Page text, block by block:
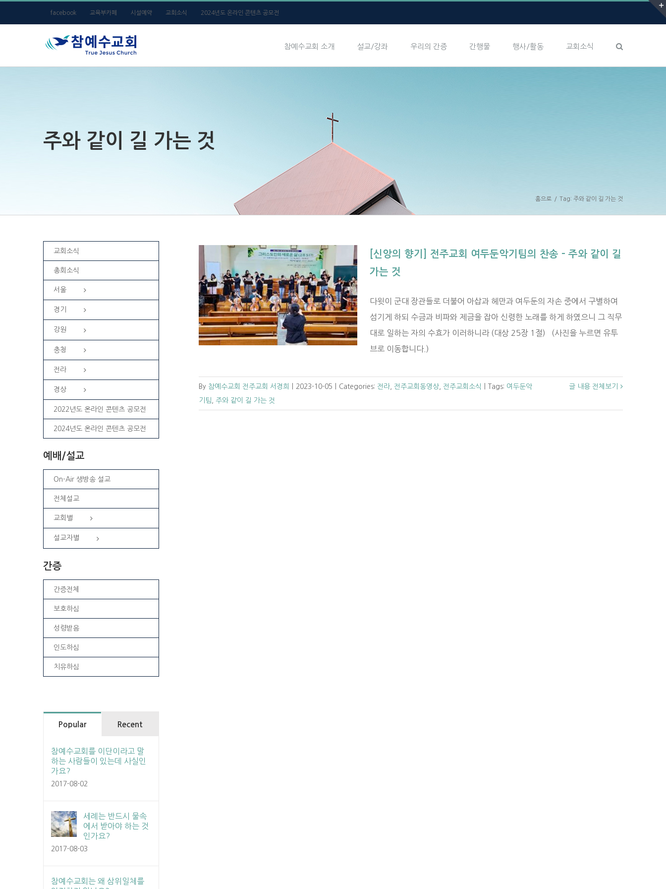
to
facebook 교육부카페 시설예약 교회소식 2024년도 온라인 콘텐츠 공모전
참예수교회 소개 설교/강좌 우리의 간증 간행물 행사/활동 교회소식
주와 같이 길 가는 것
홈으로 / Tag: 주와 같이 길 가는 것
[신앙의 향기] 전주교회 여두둔악기팀의
찬송 – 주와 같이 길 가는 것
전라 전주교회동영상 전주교회소식
[신앙의 향기] 전주교회 여두둔악기팀의 찬송 – 주와 같이 길
가는 것
다윗이 군대 장관들로 더불어 아삽과 헤만과 여두둔의 자손 중에서 구별하여
섬기게 하되 수금과 비파와 제금을 잡아 신령한 노래를 하게 하였으니 그 직무
대로 일하는 자의 수효가 이러하니라 (대상 25장 1절) (사진을 누르면 유투
브로 이동합니다.)
By 참예수교회 전주교회 서경희 2023-10-05 Categories: 전라 전주교회동영상 전주교회소식 Tags: 여두둔악
기팀
주와 같이 길 가는 것
글 내용 전체보기
교회소식
총회소식
서울
경기
강원
충청
전라
경상
2022년도 온라인 콘텐츠 공모전
2024년도 온라인 콘텐츠 공모전
예배/설교
On-Air 생방송 설교
전체설교
교회별
설교자별
간증
간증전체
보호하심
성령받음
인도하심
치유하심
Popular Recent
참예수교회를 이단이라고 말
하는 사람들이 있는데 사실인
가요?
2017-08-02
세례는 반드시 물속
에서 받아야 하는 것
인가요?
2017-08-03
참예수교회는 왜 삼위일체를